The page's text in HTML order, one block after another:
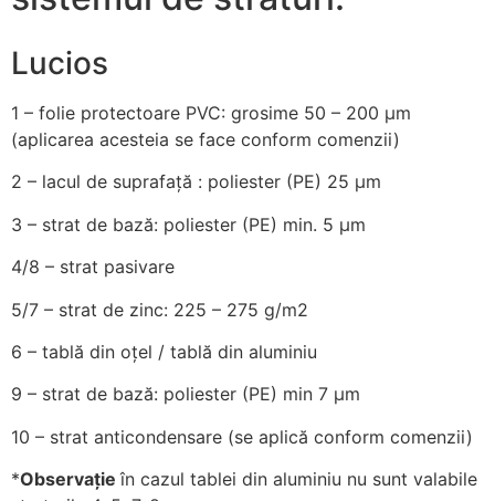
Lucios
1 – folie protectoare PVC: grosime 50 – 200 µm
(aplicarea acesteia se face conform comenzii)
2 – lacul de suprafață : poliester (PE) 25 µm
3 – strat de bază: poliester (PE) min. 5 µm
4/8 – strat pasivare
5/7 – strat de zinc: 225 – 275 g/m2
6 – tablă din oțel / tablă din aluminiu
9 – strat de bază: poliester (PE) min 7 µm
10 – strat anticondensare (se aplică conform comenzii)
*Observațieîn cazul tablei din aluminiu nu sunt valabile